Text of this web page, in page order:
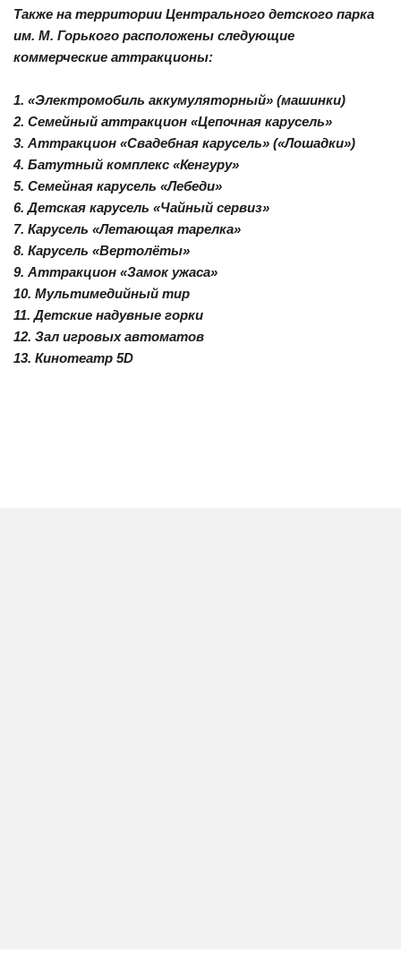
Также на территории Центрального детского парка
им. М. Горького расположены следующие
коммерческие аттракционы:
1. «Электромобиль аккумуляторный» (машинки)
2. Семейный аттракцион «Цепочная карусель»
3. Аттракцион «Свадебная карусель» («Лошадки»)
4. Батутный комплекс «Кенгуру»
5. Семейная карусель «Лебеди»
6. Детская карусель «Чайный сервиз»
7. Карусель «Летающая тарелка»
8. Карусель «Вертолёты»
9. Аттракцион «Замок ужаса»
10. Мультимедийный тир
11. Детские надувные горки
12. Зал игровых автоматов
13. Кинотеатр 5D